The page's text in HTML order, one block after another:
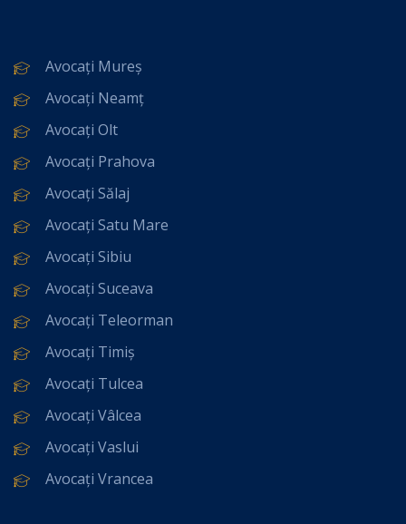
Avocați Mureș
Avocați Neamț
Avocați Olt
Avocați Prahova
Avocați Sălaj
Avocați Satu Mare
Avocați Sibiu
Avocați Suceava
Avocați Teleorman
Avocați Timiș
Avocați Tulcea
Avocați Vâlcea
Avocați Vaslui
Avocați Vrancea